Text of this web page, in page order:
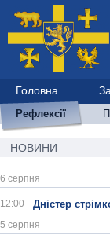
Головна
Рефлексії
НОВИНИ
6 серпня
12:00 Дністер
5 серпня